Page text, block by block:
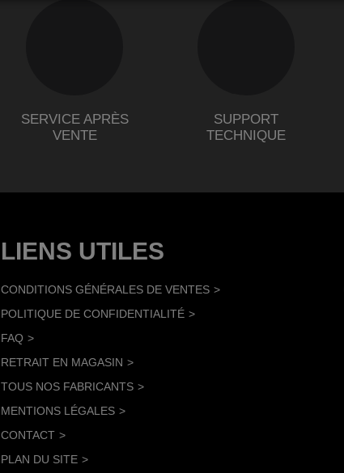
SERVICE APRÈS
VENTE
SUPPORT
TECHNIQUE
LIENS UTILES
CONDITIONS GÉNÉRALES DE VENTES
POLITIQUE DE CONFIDENTIALITÉ
FAQ
RETRAIT EN MAGASIN
TOUS NOS FABRICANTS
MENTIONS LÉGALES
CONTACT
PLAN DU SITE